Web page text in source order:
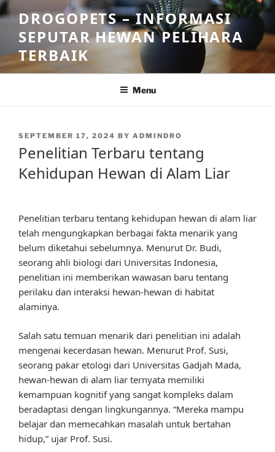
Skip
to
content
DROGOPETS – INFORMASI
SEPUTAR HEWAN PELIHARA
TERBAIK
Menu
POSTED
SEPTEMBER 17, 2024 BY ADMINDRO
Penelitian Terbaru tentang
Kehidupan Hewan di Alam Liar
Penelitian terbaru tentang kehidupan hewan di alam liar
telah mengungkapkan berbagai fakta menarik yang
belum diketahui sebelumnya. Menurut Dr. Budi,
seorang ahli biologi dari Universitas Indonesia,
penelitian ini memberikan wawasan baru tentang
perilaku dan interaksi hewan-hewan di habitat
alaminya.
Salah satu temuan menarik dari penelitian ini adalah
mengenai kecerdasan hewan. Menurut Prof. Susi,
seorang pakar etologi dari Universitas Gadjah Mada,
hewan-hewan di alam liar ternyata memiliki
kemampuan kognitif yang sangat kompleks dalam
beradaptasi dengan lingkungannya. “Mereka mampu
belajar dan memecahkan masalah untuk bertahan
hidup,” ujar Prof. Susi.